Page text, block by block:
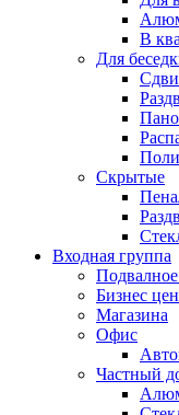
В
Для
Скрытые
Входная группа
Бизнес
Магазина
Офис
Частный